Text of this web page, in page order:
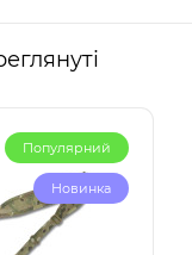
Популярний
Новинка